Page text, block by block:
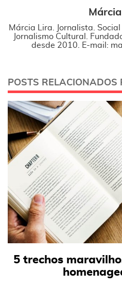
Márcia Lira. Jornalista.
Jornalismo Cultural.
desde 2010. E-mail:
POSTS RELACIONADOS
5 trechos